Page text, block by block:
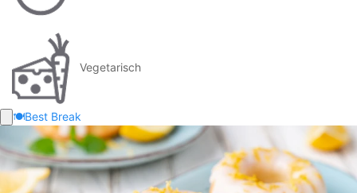
Vegetarisch
🍽️Best Break